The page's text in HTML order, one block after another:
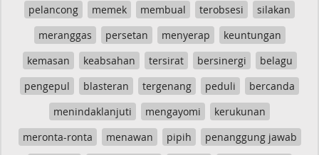
pelancong
memek membual terobsesi
silakan
meranggas
persetan menyerap
keuntungan
kemasan
keabsahan tersirat bersinergi
belagu
pengepul
blasteran tergenang peduli
bercanda
menindaklanjuti
mengayomi
kerukunan
meronta-ronta
menawan pipih
penanggung jawab